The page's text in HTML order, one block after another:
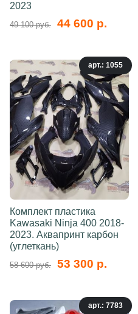
2023
49 100 руб. 44 600 р.
арт.: 1055
Комплект пластика
Kawasaki Ninja 400 2018-
2023. Аквапринт карбон
(углеткань)
58 600 руб. 53 300 р.
арт.: 7783